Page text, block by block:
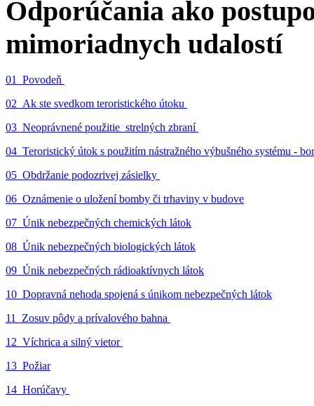
Odporúčania ako
mimoriadnych udalostí
01_Povodeň
02_Ak ste svedkom teroristického útoku
03_Neoprávnené použitie strelných zbraní
04_Teroristický útok s použitím nástražného výbušného systému -
05_Obdržanie podozrivej zásielky
06_Oznámenie o uložení bomby či trhaviny v budove
07_Únik nebezpečných chemických látok
08_Únik nebezpečných biologických látok
09_Únik nebezpečných rádioaktívnych látok
10_Dopravná nehoda spojená s únikom nebezpečných látok
11_Zosuv pôdy a prívalového bahna
12_Víchrica a silný vietor
13_Požiar
14_Horúčavy